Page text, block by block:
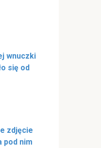
wnuczki
się od
zdjęcie
pod nim